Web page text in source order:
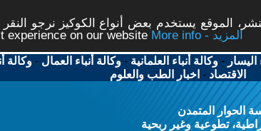
الموقع يستخدم بعض أنواع الكوكيز نرجو
experience on our website
More info - المزيد
اليسار -وكالة أنباء العلمانية -وكالة أنباء العمال -وكالة
الاقتصاد - اخبار الطب والعلوم
الحوار المتمدن
تطوعية وغير ربحية